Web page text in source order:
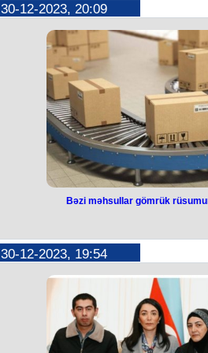
108 nəfər xəsarət
Bu barədə Rusiya Müdafiə
Bildirilib ki, Ukrayna tərəfinin Belqorod
nəticəsində 14 nəfər, o cümlədən iki
cümlədən 15 uşaq
Belqorod vilayətinin qubernatoru
yaşayış ərazisinə düşüb, 40 mülki
30-12-2023, 20:09
rüsumundan
azad edilib.
Nazirlər Kabineti bununla bağlı
iqtisadi fəaliyyətin mal nomenklaturası,
dərəcələri və ixrac gömrük rüsumlarının
Dəyişikliyə əsasən, ölkəyə idxal edilən
yağı, rekombinə edilmiş yağ, zərdab yağı,
xiyar və kornişonlar, üzümün süfrə növləri,
Bəzi məhsullar gömrük
30-12-2023, 19:54